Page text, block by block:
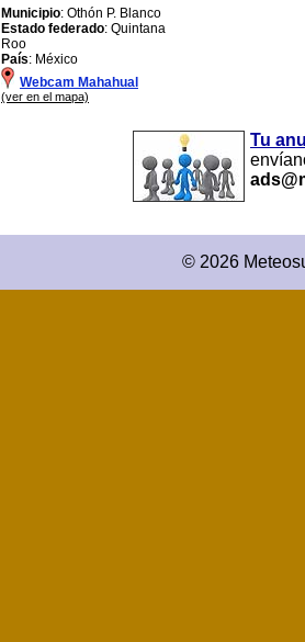
Municipio: Othón P. Blanco
Estado federado: Quintana
Roo
País: México
Webcam Mahahual
(ver en el mapa)
Tu
© 2026